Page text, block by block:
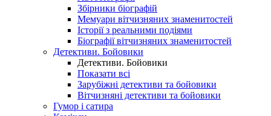
Збірники біографій
Мемуари вітчизняних знаменитостей
Історії з реальними подіями
Біографії вітчизняних знаменитостей
Детективи. Бойовики
Детективи. Бойовики
Показати всі
Зарубіжні детективи та бойовики
Вітчизняні детективи та бойовики
Гумор і сатира